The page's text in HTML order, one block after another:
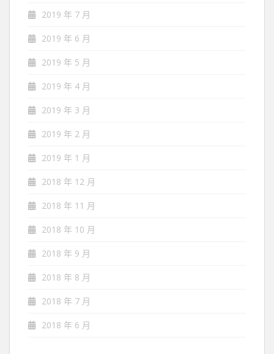
2019 年 7 月
2019 年 6 月
2019 年 5 月
2019 年 4 月
2019 年 3 月
2019 年 2 月
2019 年 1 月
2018 年 12 月
2018 年 11 月
2018 年 10 月
2018 年 9 月
2018 年 8 月
2018 年 7 月
2018 年 6 月